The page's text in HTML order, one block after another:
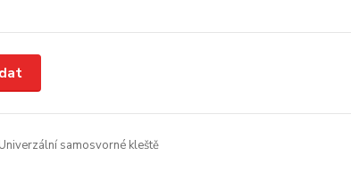
samosvorné kleště